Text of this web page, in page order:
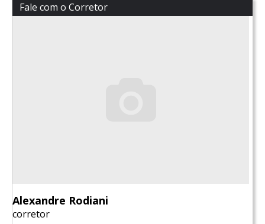
Fale com o Corretor
Alexandre Rodiani
corretor